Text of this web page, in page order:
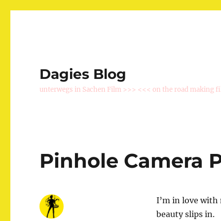
Dagies Blog
unterwegs in Sachen Film >>> <<< on the road making
Pinhole Camera
I’m in love with
beauty slips in.